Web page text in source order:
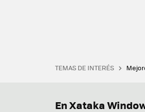
TEMAS DE INTERÉS
En Xataka